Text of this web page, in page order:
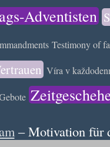
Adventisten
Testimony of
Víra v
– Motivation für